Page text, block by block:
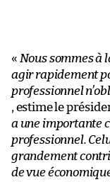
« Nous sommes à
agir rapidement
professionnel
, estime le
a une importante
professionnel.
grandement
de vue